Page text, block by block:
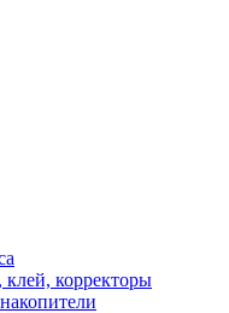
корректоры